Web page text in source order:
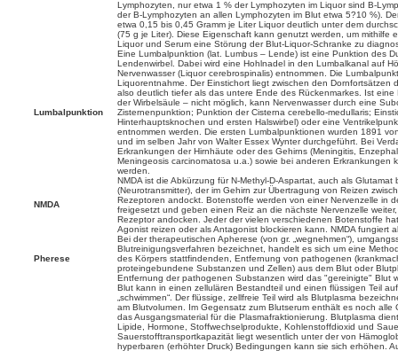
Lymphozyten, nur etwa 1 % der Lymphozyten im Liquor sind B-
der B-Lymphozyten an allen Lymphozyten im Blut etwa 5?10 %).
etwa 0,15 bis 0,45 Gramm je Liter Liquor deutlich unter dem
(75 g je Liter). Diese Eigenschaft kann genutzt werden, um mithilfe
Liquor und Serum eine Störung der Blut-Liquor-Schranke zu
Lumbalpunktion
Eine Lumbalpunktion (lat. Lumbus – Lende) ist eine Punktion des
Lendenwirbel. Dabei wird eine Hohlnadel in den Lumbalkanal auf
Nervenwasser (Liquor cerebrospinalis) entnommen. Die
Liquorentnahme. Der Einstichort liegt zwischen den Dornfortsätzen
also deutlich tiefer als das untere Ende des Rückenmarkes. Ist
der Wirbelsäule – nicht möglich, kann Nervenwasser durch eine
Zisternenpunktion; Punktion der Cisterna cerebello-medullaris;
Hinterhauptsknochen und ersten Halswirbel) oder eine
entnommen werden. Die ersten Lumbalpunktionen wurden 1891
und im selben Jahr von Walter Essex Wynter durchgeführt. Bei
Erkrankungen der Hirnhäute oder des Gehirns (Meningitis,
Meningeosis carcinomatosa u.a.) sowie bei anderen Erkrankungen
werden.
NMDA
NMDA ist die Abkürzung für N-Methyl-D-Aspartat, auch als
(Neurotransmitter), der im Gehirn zur Übertragung von Reizen
Rezeptoren andockt. Botenstoffe werden von einer Nervenzelle in
freigesetzt und geben einen Reiz an die nächste Nervenzelle
Rezeptor andocken. Jeder der vielen verschiedenen Botenstoffe
Agonist reizen oder als Antagonist blockieren kann. NMDA fungiert
Pherese
Bei der therapeutischen Apherese (von gr. „wegnehmen“),
Blutreinigungsverfahren bezeichnet, handelt es sich um eine
des Körpers stattfindenden, Entfernung von pathogenen
proteingebundene Substanzen und Zellen) aus dem Blut oder
Entfernung der pathogenen Substanzen wird das "gereinigte" Blut
Blut kann in einen zellulären Bestandteil und einen flüssigen Teil
„schwimmen“. Der flüssige, zellfreie Teil wird als Blutplasma
am Blutvolumen. Im Gegensatz zum Blutserum enthält es noch alle
das Ausgangsmaterial für die Plasmafraktionierung. Blutplasma
Lipide, Hormone, Stoffwechselprodukte, Kohlenstoffdioxid und
Sauerstofftransportkapazität liegt wesentlich unter der von
hyperbaren (erhöhter Druck) Bedingungen kann sie sich erhöhen.